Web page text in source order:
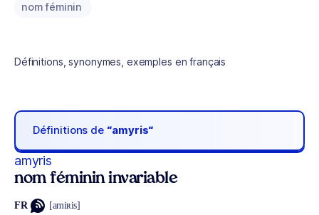
nom féminin
Définitions, synonymes, exemples en français
Définitions de “amyris“
amyris
nom féminin invariable
FR [amiʀis]